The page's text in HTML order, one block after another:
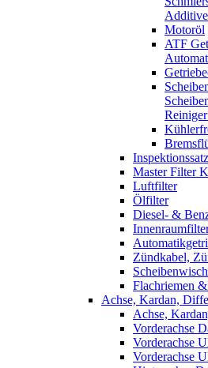
Motoröl
ATF
Master Filter
Luftfilter
Ölfilter
Diesel- &
Zündkabel,
Flachriemen
Achse, Kardan,
Achse,
Vorderachse
Vorderachse
Vorderachse